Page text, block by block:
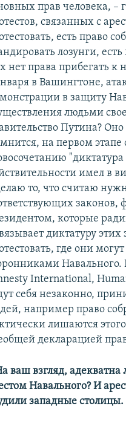
прав человека, –
связанных с
есть право
лозунги,
нет права прибегать
в Вашингтоне,
в защиту
людьми
Путина?
на первом этапе
имел в
то, что считаю
которые
диктатуру
где они
International,
себя незаконно,
например право
лишаются
декларацией
ваш взгляд,
Навального? И
западные